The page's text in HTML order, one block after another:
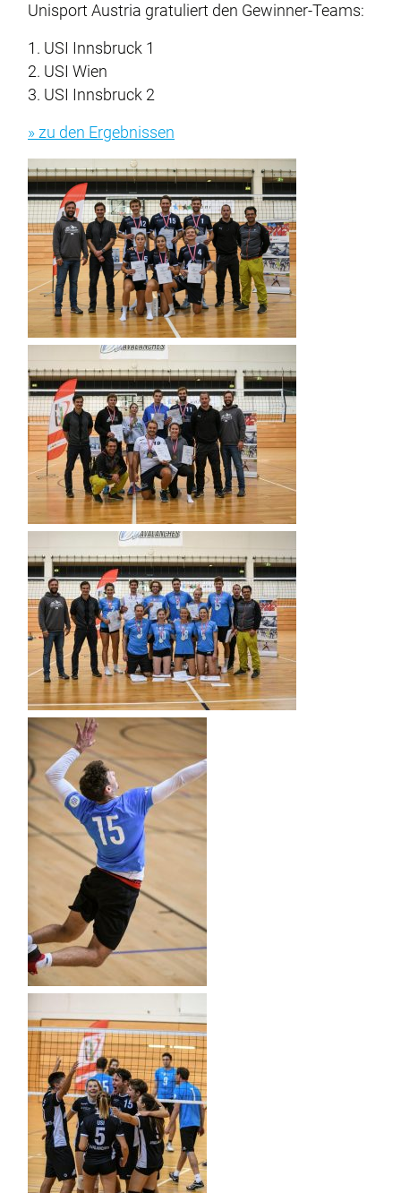
Unisport Austria gratuliert den Gewinner-Teams:
1. USI Innsbruck 1
2. USI Wien
3. USI Innsbruck 2
» zu den Ergebnissen